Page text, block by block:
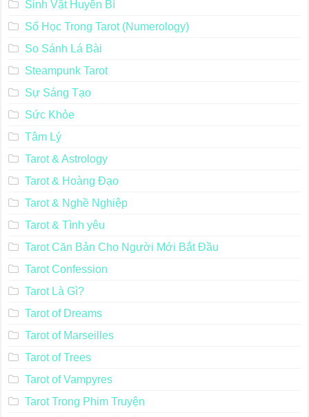
Sinh Vật Huyền Bí
Số Học Trong Tarot (Numerology)
So Sánh Lá Bài
Steampunk Tarot
Sự Sáng Tạo
Sức Khỏe
Tâm Lý
Tarot & Astrology
Tarot & Hoàng Đạo
Tarot & Nghề Nghiệp
Tarot & Tình yêu
Tarot Căn Bản Cho Người Mới Bắt Đầu
Tarot Confession
Tarot Là Gì?
Tarot of Dreams
Tarot of Marseilles
Tarot of Trees
Tarot of Vampyres
Tarot Trong Phim Truyện